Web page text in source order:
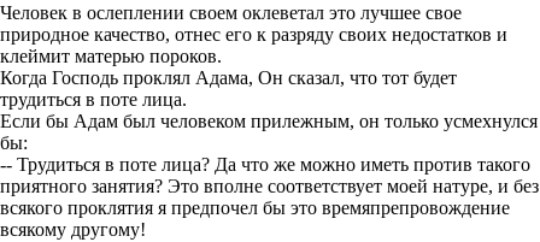
Человек в ослеплении своем оклеветал это лучшее свое
природное качество, отнес его к разряду своих недостатков и
клеймит матерью пороков.
Когда Господь проклял Адама, Он сказал, что тот будет
трудиться в поте лица.
Если бы Адам был человеком прилежным, он только усмехнулся
бы:
-- Трудиться в поте лица? Да что же можно иметь против такого
приятного занятия? Это вполне соответствует моей натуре, и без
всякого проклятия я предпочел бы это времяпрепровождение
всякому другому!